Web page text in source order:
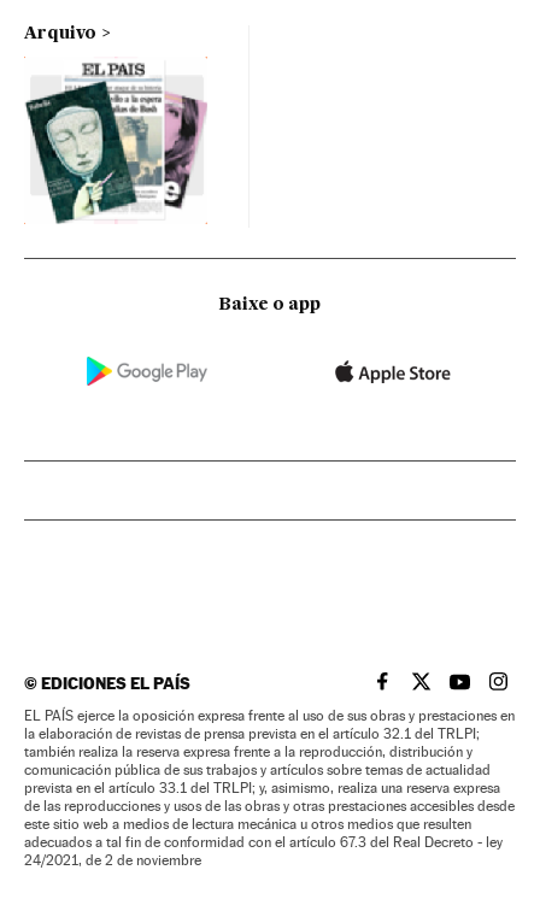
Arquivo
Baixe o app
©EDICIONES EL PAÍS EL PAÍS BRASIL EN
EL PAÍSEL PAÍS
EL
EL PAÍS ejerce la oposición expresa frente al uso de sus obras y prestaciones en
la elaboración de revistas de prensa prevista en el artículo 32.1 del TRLPI;
también realiza la reserva expresa frente a la reproducción, distribución y
comunicación pública de sus trabajos y artículos sobre temas de actualidad
prevista en el artículo 33.1 del TRLPI; y, asimismo, realiza una reserva expresa
de las reproducciones y usos de las obras y otras prestaciones accesibles desde
este sitio web a medios de lectura mecánica u otros medios que resulten
adecuados a tal fin de conformidad con el artículo 67.3 del Real Decreto - ley
24/2021, de 2 de noviembre